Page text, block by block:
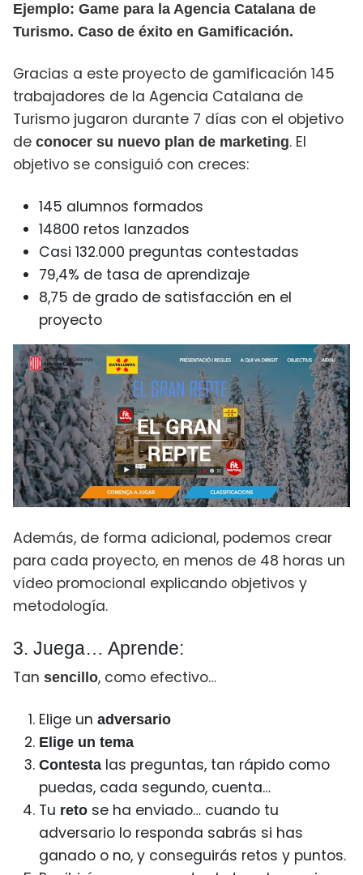
Ejemplo: Game para la Agencia Catalana de
Turismo. Caso de éxito en Gamificación.
Gracias a este proyecto de gamificación 145
trabajadores de la Agencia Catalana de
Turismo jugaron durante 7 días con el objetivo
de conocer su nuevo plan de marketing. El
objetivo se consiguió con creces:
145 alumnos formados
14800 retos lanzados
Casi 132.000 preguntas contestadas
79,4% de tasa de aprendizaje
8,75 de grado de satisfacción en el
proyecto
Además, de forma adicional, podemos crear
para cada proyecto, en menos de 48 horas un
vídeo promocional explicando objetivos y
metodología.
3. Juega… Aprende:
Tan sencillo, como efectivo…
Elige un adversario
Elige un tema
Contesta las preguntas, tan rápido como
puedas, cada segundo, cuenta…
Tu reto se ha enviado… cuando tu
adversario lo responda sabrás si has
ganado o no, y conseguirás retos y puntos.